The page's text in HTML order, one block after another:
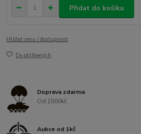
Přidat do košíku
Hlídat cenu / dostupnost
Do oblíbených
Doprava zdarma
Od 1500kč
Aukce od 1kč